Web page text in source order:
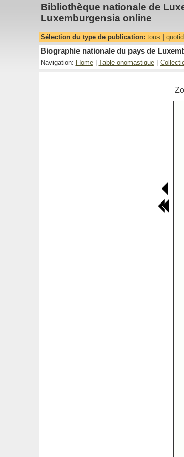
Bibliothèque nationale de
Luxemburgensia online
Sélection du type de publication: tous
Biographie nationale du pays de
Navigation: Home| Table onomastique|